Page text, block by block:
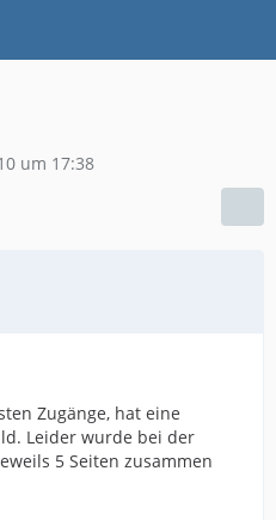
um 17:38
Zugänge, hat eine
Leider wurde bei der
5 Seiten zusammen